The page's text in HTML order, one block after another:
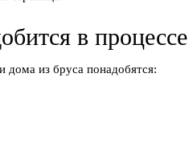
в процессе
дома из бруса понадобятся: